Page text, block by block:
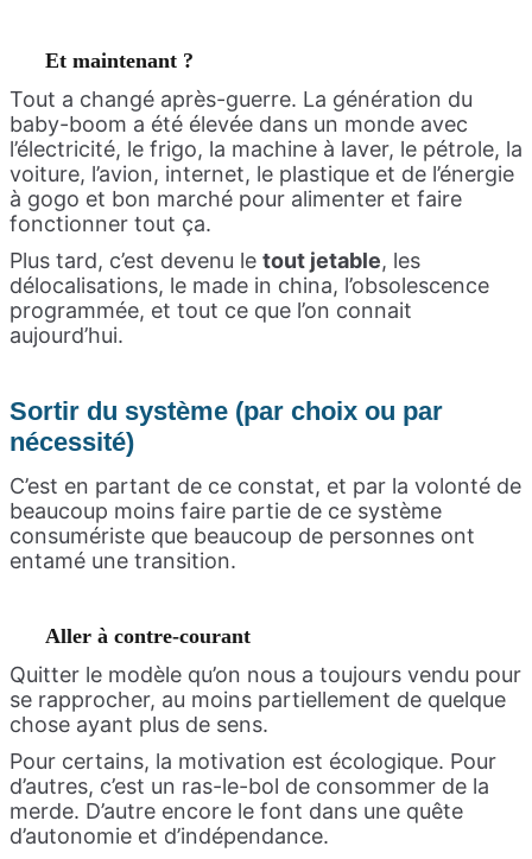
Et maintenant ?
Tout a changé après-guerre. La génération du
baby-boom a été élevée dans un monde avec
l’électricité, le frigo, la machine à laver, le pétrole, la
voiture, l’avion, internet, le plastique et de l’énergie
à gogo et bon marché pour alimenter et faire
fonctionner tout ça.
Plus tard, c’est devenu le tout jetable, les
délocalisations, le made in china, l’obsolescence
programmée, et tout ce que l’on connait
aujourd’hui.
Sortir du système (par choix ou par
nécessité)
C’est en partant de ce constat, et par la volonté de
beaucoup moins faire partie de ce système
consumériste que beaucoup de personnes ont
entamé une transition.
Aller à contre-courant
Quitter le modèle qu’on nous a toujours vendu pour
se rapprocher, au moins partiellement de quelque
chose ayant plus de sens.
Pour certains, la motivation est écologique. Pour
d’autres, c’est un ras-le-bol de consommer de la
merde. D’autre encore le font dans une quête
d’autonomie et d’indépendance.